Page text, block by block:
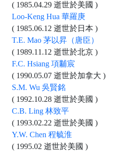
( 1985.04.29 逝世於美國 )
Loo-Keng Hua 華羅庚
( 1985.06.12 逝世於日本 )
T.E. Mao 茅以昇（唐臣）
( 1989.11.12 逝世於北京 )
F.C. Hsiang 項黼宸
( 1990.05.07 逝世於加拿大 )
S.M. Wu 吳賢銘
( 1992.10.28 逝世於美國 )
C.B. Ling 林致平
( 1993.02.22 逝世於美國 )
Y.W. Chen 程毓淮
( 1995.02 逝世於美國 )